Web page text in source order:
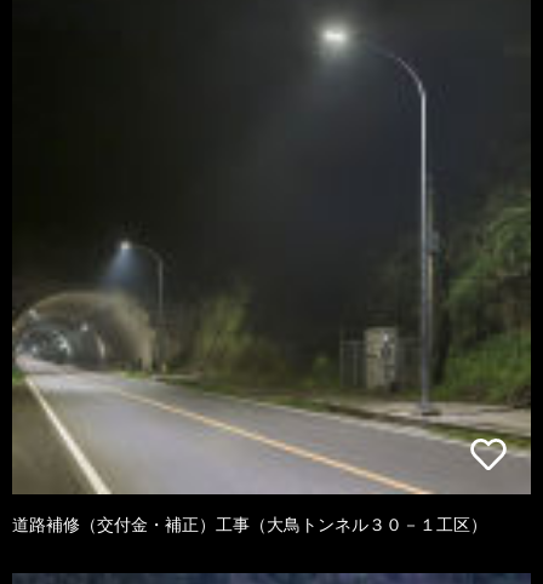
道路補修（交付金・補正）工事（大鳥トンネル３０－１工区）